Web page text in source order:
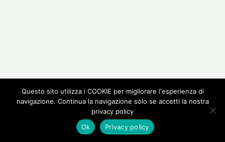
Questo sito utilizza i COOKIE per migliorare l'esperienza di
navigazione. Continua la navigazione solo se accetti la nostra
privacy policy
Ok
Privacy policy